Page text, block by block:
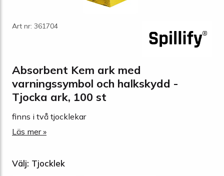
Art nr: 361704
Absorbent Kem ark med
varningssymbol och halkskydd -
Tjocka ark, 100 st
finns i två tjocklekar
Läs mer »
Välj: Tjocklek